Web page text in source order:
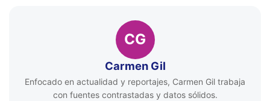
CG
Carmen Gil
Enfocado en actualidad y reportajes, Carmen Gil trabaja
con fuentes contrastadas y datos sólidos.